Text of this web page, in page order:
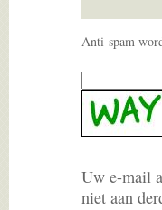
Anti-spam
Uw e-mail
niet aan